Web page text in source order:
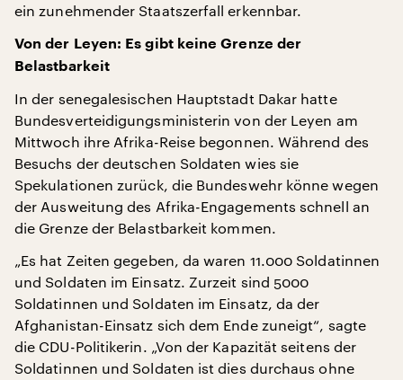
ein zunehmender Staatszerfall erkennbar.
Von der Leyen: Es gibt keine Grenze der
Belastbarkeit
In der senegalesischen Hauptstadt Dakar hatte
Bundesverteidigungsministerin von der Leyen am
Mittwoch ihre Afrika-Reise begonnen. Während des
Besuchs der deutschen Soldaten wies sie
Spekulationen zurück, die Bundeswehr könne wegen
der Ausweitung des Afrika-Engagements schnell an
die Grenze der Belastbarkeit kommen.
„Es hat Zeiten gegeben, da waren 11.000 Soldatinnen
und Soldaten im Einsatz. Zurzeit sind 5000
Soldatinnen und Soldaten im Einsatz, da der
Afghanistan-Einsatz sich dem Ende zuneigt“, sagte
die CDU-Politikerin. „Von der Kapazität seitens der
Soldatinnen und Soldaten ist dies durchaus ohne